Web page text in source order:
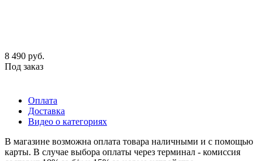
8 490 руб.
Под заказ
Оплата
Доставка
Видео о категориях
В магазине возможна оплата товара наличными и с помощью
карты. В случае выбора оплаты через терминал - комиссия